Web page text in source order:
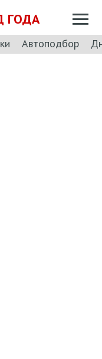
ГОДА
Автоподбор